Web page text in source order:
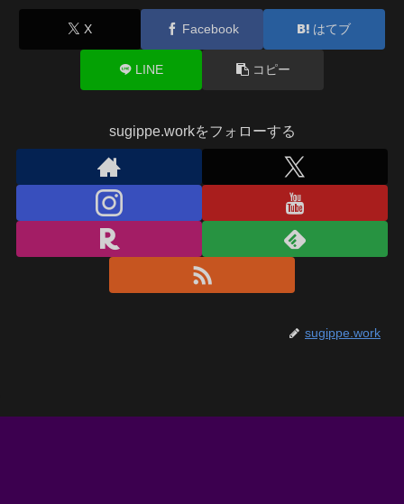
X Facebook はてブ
LINE コピー
sugippe.workをフォローする
sugippe.work